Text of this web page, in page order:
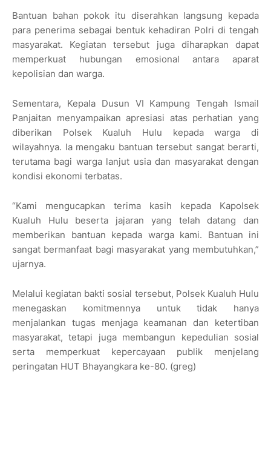
Bantuan bahan pokok itu diserahkan langsung kepada
para penerima sebagai bentuk kehadiran Polri di tengah
masyarakat. Kegiatan tersebut juga diharapkan dapat
memperkuat hubungan emosional antara aparat
kepolisian dan warga.
Sementara, Kepala Dusun VI Kampung Tengah Ismail
Panjaitan menyampaikan apresiasi atas perhatian yang
diberikan Polsek Kualuh Hulu kepada warga di
wilayahnya. Ia mengaku bantuan tersebut sangat berarti,
terutama bagi warga lanjut usia dan masyarakat dengan
kondisi ekonomi terbatas.
“Kami mengucapkan terima kasih kepada Kapolsek
Kualuh Hulu beserta jajaran yang telah datang dan
memberikan bantuan kepada warga kami. Bantuan ini
sangat bermanfaat bagi masyarakat yang membutuhkan,”
ujarnya.
Melalui kegiatan bakti sosial tersebut, Polsek Kualuh Hulu
menegaskan komitmennya untuk tidak hanya
menjalankan tugas menjaga keamanan dan ketertiban
masyarakat, tetapi juga membangun kepedulian sosial
serta memperkuat kepercayaan publik menjelang
peringatan HUT Bhayangkara ke-80. (greg)